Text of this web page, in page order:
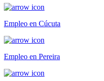
Empleo en Cúcuta
Empleo en Pereira